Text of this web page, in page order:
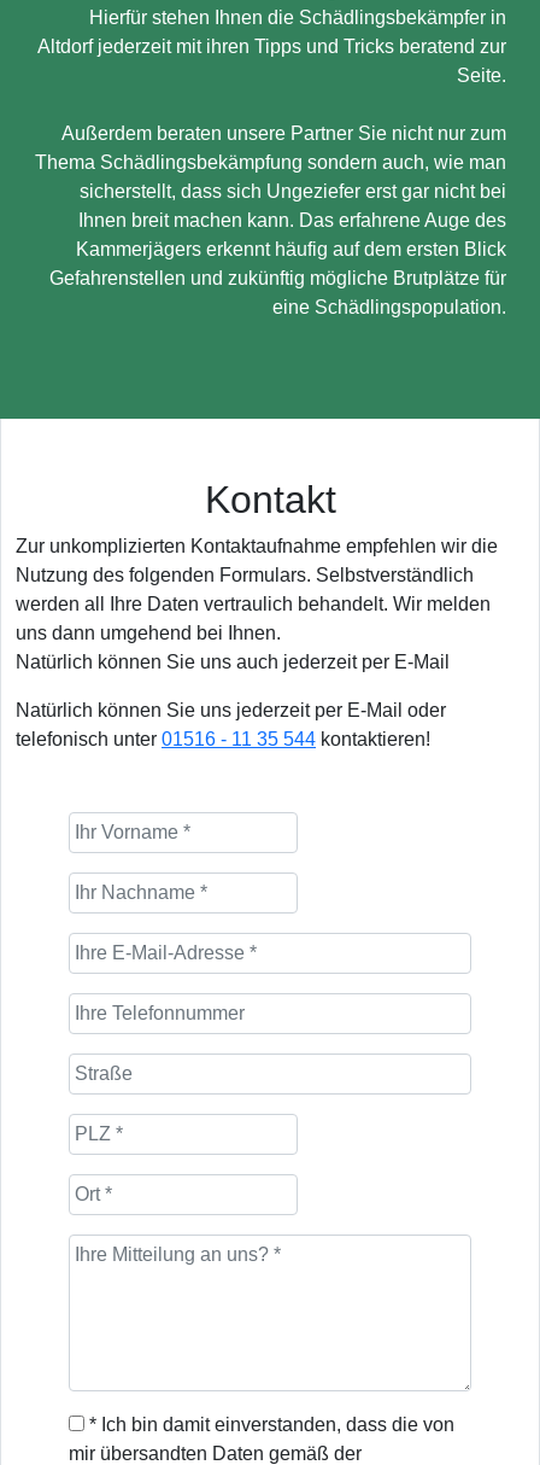
Hierfür stehen Ihnen die Schädlingsbekämpfer in
Altdorf jederzeit mit ihren Tipps und Tricks beratend zur
Seite.
Außerdem beraten unsere Partner Sie nicht nur zum
Thema Schädlingsbekämpfung sondern auch, wie man
sicherstellt, dass sich Ungeziefer erst gar nicht bei
Ihnen breit machen kann. Das erfahrene Auge des
Kammerjägers erkennt häufig auf dem ersten Blick
Gefahrenstellen und zukünftig mögliche Brutplätze für
eine Schädlingspopulation.
Kontakt
Zur unkomplizierten Kontaktaufnahme empfehlen wir die
Nutzung des folgenden Formulars. Selbstverständlich
werden all Ihre Daten vertraulich behandelt. Wir melden
uns dann umgehend bei Ihnen.
Natürlich können Sie uns auch jederzeit per E-Mail
Natürlich können Sie uns jederzeit per E-Mail oder
telefonisch unter 01516 - 11 35 544 kontaktieren!
* Ich bin damit einverstanden, dass die von
mir übersandten Daten gemäß der